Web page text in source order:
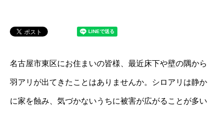
名古屋市東区にお住まいの皆様、最近床下や壁の隅から
羽アリが出てきたことはありませんか。シロアリは静か
に家を蝕み、気づかないうちに被害が広がることが多い